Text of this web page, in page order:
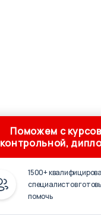
Поможем с
контрольной,
1500+
специалистов
помочь